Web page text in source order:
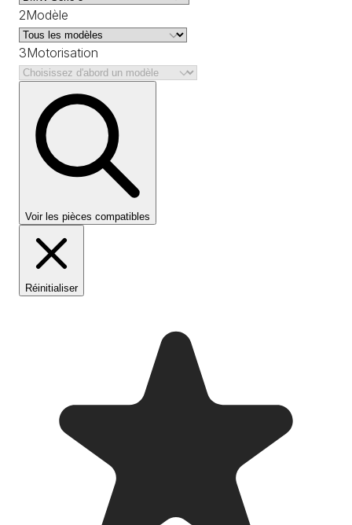
2Modèle
3Motorisation
Voir les pièces compatibles
Réinitialiser